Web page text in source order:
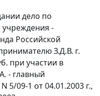
дело по
учреждения -
Российской
З.Д.В. г.
при участии в
- главный
5/09-1 от 04.01.2003 г.,